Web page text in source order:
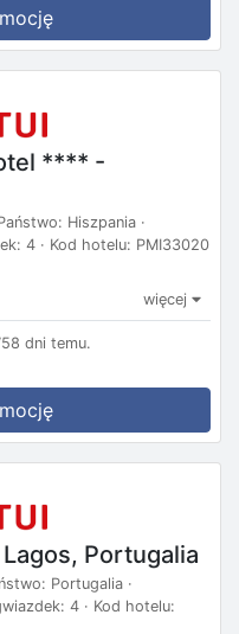
**** -
Hiszpania ·
4 · Kod hotelu: PMI33020
więcej
dni temu.
Portugalia
Portugalia ·
4 · Kod hotelu: